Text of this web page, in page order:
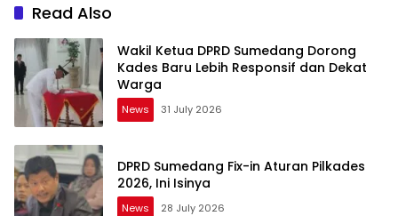
Read Also
Wakil Ketua DPRD Sumedang Dorong
Kades Baru Lebih Responsif dan Dekat
Warga
News 31 July 2026
DPRD Sumedang Fix-in Aturan Pilkades
2026, Ini Isinya
News 28 July 2026